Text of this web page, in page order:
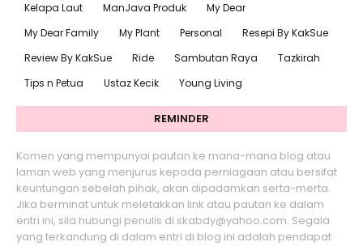
Kelapa Laut
ManJava Produk
My Dear
My Dear Family
My Plant Personal
Resepi By KakSue
Review By KakSue
Ride Sambutan Raya
Tazkirah
Tips n Petua
Ustaz Kecik Young Living
REMINDER
Komen yang mempunyai pautan ke mana-mana blog atau
laman web yang menjurus kepada perniagaan atau bersifat
keuntungan sebelah pihak, akan dipadamkan serta-merta.
Jika berminat untuk meletakkan link atau pautan ke dalam
entri ini, sila hubungi penulis di skabdy@yahoo.com. Segala
yang terkandung di dalam entri di blog ini adalah pendapat